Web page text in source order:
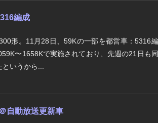
編成
形。11月28日、59Kの一部を都営車：5316
〜1658Kで実施されており、先週の21日も
いうから...
自動放送更新車